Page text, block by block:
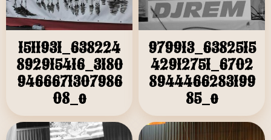
1511931_638224
892915416_3180
9466671307986
08_o
979913_6382515
42912751_6702
8944466283199
85_o